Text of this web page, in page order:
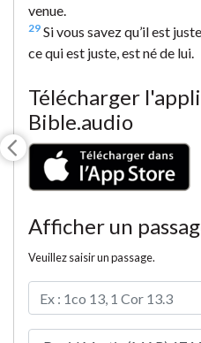
venue.
29 Si vous savez qu’il est
ce qui est juste, est né de lui.
Télécharger
Bible.audio
Afficher un
Veuillez saisir un passage.